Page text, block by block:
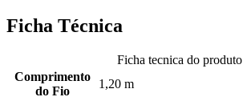
Ficha Técnica
Ficha tecnica do produto
Comprimento
do Fio
1,20 m